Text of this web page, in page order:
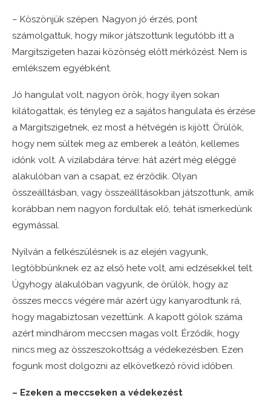
– Köszönjük szépen. Nagyon jó érzés, pont
számolgattuk, hogy mikor játszottunk legutóbb itt a
Margitszigeten hazai közönség előtt mérkőzést. Nem is
emlékszem egyébként.
Jó hangulat volt, nagyon örök, hogy ilyen sokan
kilátogattak, és tényleg ez a sajátos hangulata és érzése
a Margitszigetnek, ez most a hétvégén is kijött. Örülök,
hogy nem sültek meg az emberek a leátón, kellemes
időnk volt. A vízilabdára térve: hát azért még eléggé
alakulóban van a csapat, ez érződik. Olyan
összeálltásban, vagy összeálltásokban játszottunk, amik
korábban nem nagyon fordultak elő, tehát ismerkedünk
egymással.
Nyilván a felkészülésnek is az elején vagyunk,
legtöbbünknek ez az első hete volt, ami edzésekkel telt.
Úgyhogy alakulóban vagyunk, de örülök, hogy az
összes meccs végére már azért úgy kanyarodtunk rá,
hogy magabiztosan vezettünk. A kapott gólok száma
azért mindhárom meccsen magas volt. Érződik, hogy
nincs meg az összeszokottság a védekezésben. Ezen
fogunk most dolgozni az elkövetkező rövid időben.
– Ezeken a meccseken a védekezést